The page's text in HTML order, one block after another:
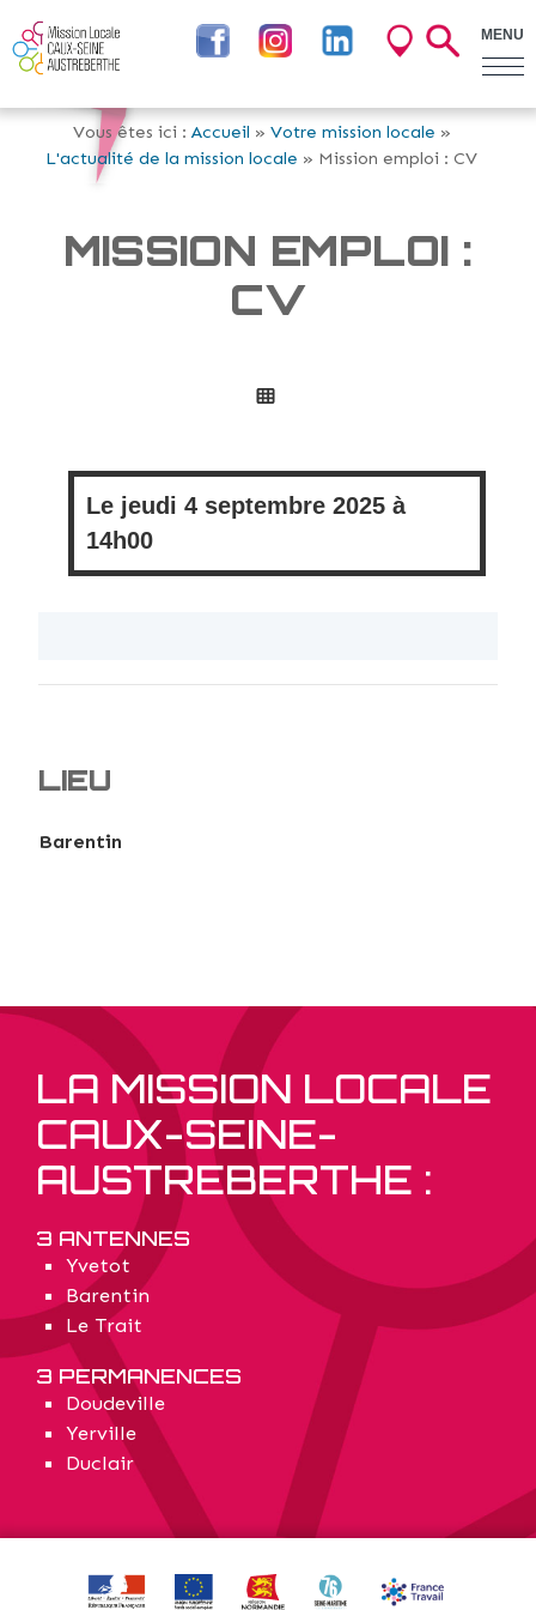
MENU
Vous êtes ici : Accueil » Votre mission locale »
L'actualité de la mission locale » Mission emploi : CV
MISSION EMPLOI :
CV
Le jeudi 4 septembre 2025 à
14h00
LIEU
Barentin
LA MISSION LOCALE
CAUX-SEINE-
AUSTREBERTHE :
3 ANTENNES
Yvetot
Barentin
Le Trait
3 PERMANENCES
Doudeville
Yerville
Duclair